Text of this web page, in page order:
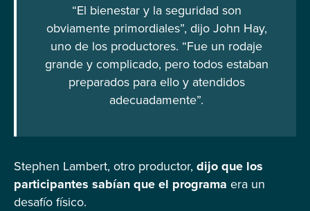
“El bienestar y la seguridad son
obviamente primordiales”, dijo John Hay,
uno de los productores. “Fue un rodaje
grande y complicado, pero todos estaban
preparados para ello y atendidos
adecuadamente”.
Stephen Lambert, otro productor, dijo que los
participantes sabían que el programa era un
desafío físico.